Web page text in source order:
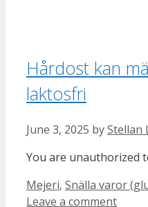
Hårdost kan
laktosfri
June 3, 2025 byStellan
You are unauthorized
Categories
Mejeri, Snälla varor
Leave a comment